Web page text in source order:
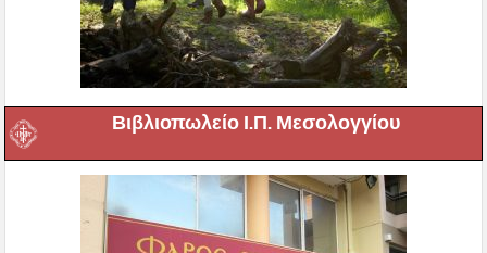
Βιβλιοπωλείο Ι.Π. Μεσολογγίου